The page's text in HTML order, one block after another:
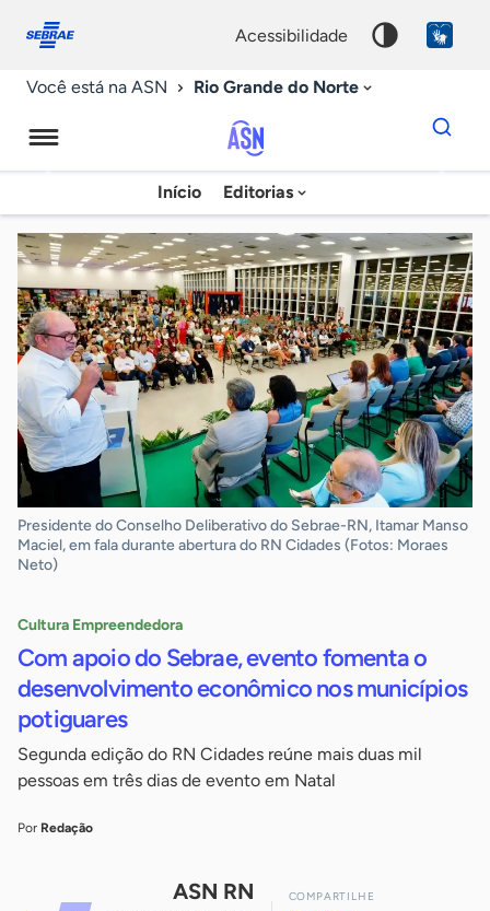
conosco
acessibilidade
Você está na ASN Rio Grande do Norte
Agência
Sebrae
de
Notícias
Início Editorias
Dados
para
chave
Presidente do Conselho Deliberativo do Sebrae-RN, Itamar Manso
Maciel, em fala durante abertura do RN Cidades (Fotos: Moraes
Neto)
Cultura Empreendedora
Com apoio do Sebrae, evento fomenta o
desenvolvimento econômico nos municípios
potiguares
Segunda edição do RN Cidades reúne mais duas mil
pessoas em três dias de evento em Natal
Por Redação
ASN RN COMPARTILHE